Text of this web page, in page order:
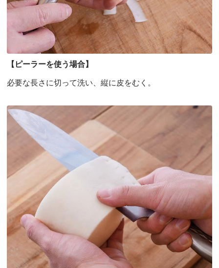
【ピーラーを使う場合】
必要な長さに切って洗い、縦に皮をむく。